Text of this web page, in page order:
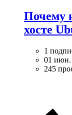
Почему
хосте
1
01 июн.
245